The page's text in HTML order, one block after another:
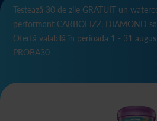
Testează 30 de zile GRATUIT un
performant CARBOFIZZ, DIAMOND
Ofertă valabilă în perioada 1 - 31
PROBA30